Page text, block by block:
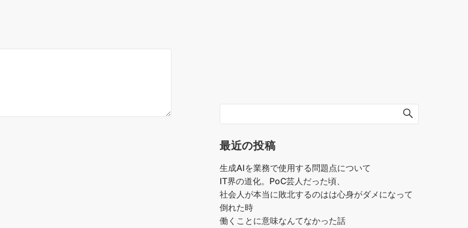
最近の投稿
生成AIを業務で使用する問題点について
IT界の道化。PoC芸人だった頃、
社会人が本当に敗北するのはは心身がダメになって
倒れた時
働くことに意味なんてなかった話